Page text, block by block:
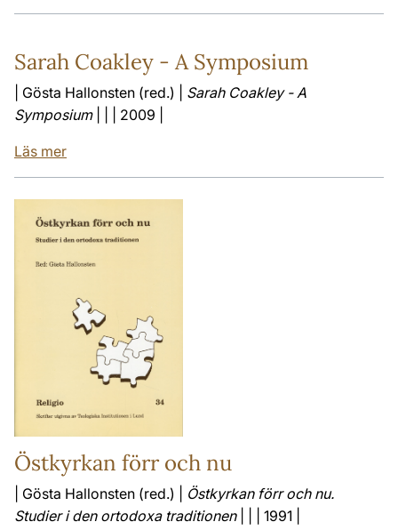
Sarah Coakley - A Symposium
| Gösta Hallonsten (red.) | Sarah Coakley - A
Symposium| | | 2009 |
Läs mer
Östkyrkan förr och nu
| Gösta Hallonsten (red.) | Östkyrkan förr och nu.
Studier i den ortodoxa traditionen| | | 1991 |